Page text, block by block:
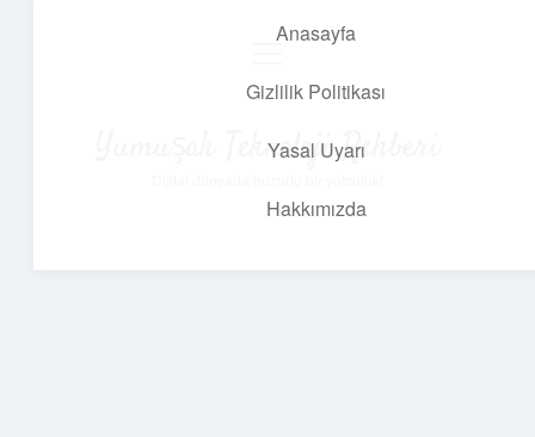
Anasayfa
Gizlilik Politikası
Yasal Uyarı
Hakkımızda
Yumuşak Teknoloji Rehberi